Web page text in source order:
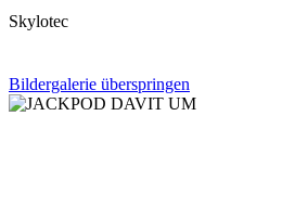
Skylotec
Bildergalerie überspringen